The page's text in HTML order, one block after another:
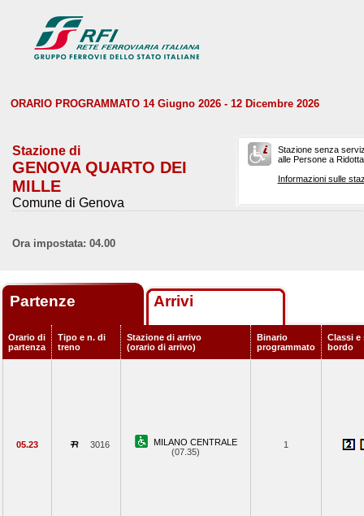
ORARIO PROGRAMMATO 14 Giugno 2026 - 12 Dicembre 2026
Stazione di
GENOVA QUARTO DEI
MILLE
Comune di Genova
Stazione senza
alle Persone a
Informazioni sulle
Ora impostata: 04.00
Partenze Arrivi
Orario di
partenza
Tipo e n. di
treno
Stazione di arrivo
(orario di arrivo)
Binario
programmato
Classi e
bordo
05.23 3016
MILANO CENTRALE
(07.35)
1